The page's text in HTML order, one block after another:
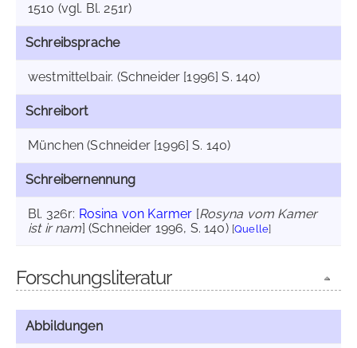
1510 (vgl. Bl. 251r)
Schreibsprache
westmittelbair. (Schneider [1996] S. 140)
Schreibort
München (Schneider [1996] S. 140)
Schreibernennung
Bl. 326r: Rosina von Karmer [Rosyna vom Kamer
ist ir nam] (Schneider 1996, S. 140) [Quelle]
Forschungsliteratur
Abbildungen